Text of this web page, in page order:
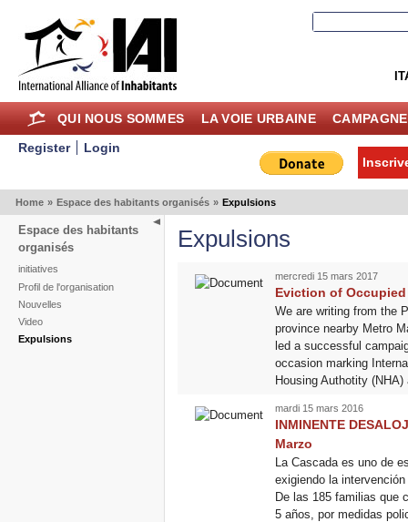
QUI NOUS SOMMES LA VOIE URBAINE
Register
Login
Home » Espace des habitants organisés » Expulsions
Espace des habitants
organisés
initiatives
Profil de l'organisation
Nouvelles
Video
Expulsions
Expulsions
mercredi 15 mars 2017
Eviction of
We are writing from the
province nearby Metro
led a successful
occasion marking
Housing Authotity
mardi 15 mars 2016
INMINENTE
Marzo
La Cascada es uno de
exigiendo la
De las 185 familias que
5 años, por medidas